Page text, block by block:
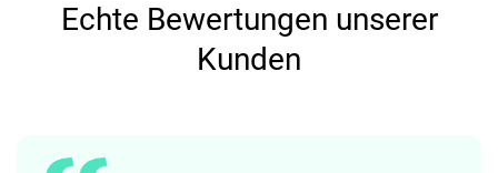
Echte Bewertungen unserer
Kunden